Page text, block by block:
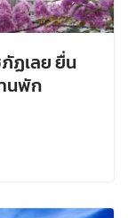
ฏเลย ยื่น
นพัก